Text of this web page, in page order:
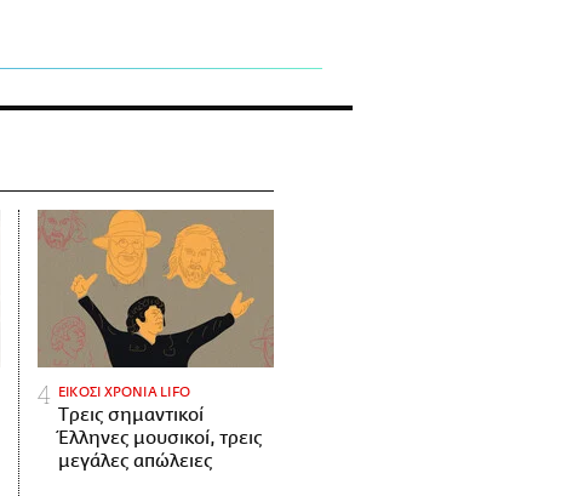
ΕΙΚΟΣΙ ΧΡΟΝΙΑ LIFO
Tρεις σημαντικοί
Έλληνες μουσικοί, τρεις
μεγάλες απώλειες